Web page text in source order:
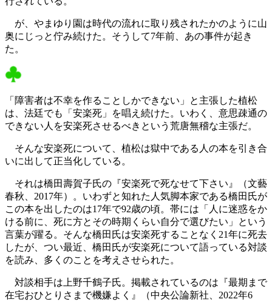
が、やまゆり園は時代の流れに取り残されたかのように山
奥にじっと佇み続けた。そうして7年前、あの事件が起き
た。
「障害者は不幸を作ることしかできない」と主張した植松
は、法廷でも「安楽死」を唱え続けた。いわく、意思疎通の
できない人を安楽死させるべきという荒唐無稽な主張だ。
そんな安楽死について、植松は獄中である人の本を引き合
いに出して正当化している。
それは橋田壽賀子氏の『安楽死で死なせて下さい』（文藝
春秋、2017年）。いわずと知れた人気脚本家である橋田氏が
この本を出したのは17年で92歳の頃。帯には「人に迷惑をか
ける前に、死に方とその時期くらい自分で選びたい」という
言葉が躍る。そんな橋田氏は安楽死することなく21年に死去
したが、つい最近、橋田氏が安楽死について語っている対談
を読み、多くのことを考えさせられた。
対談相手は上野千鶴子氏。掲載されているのは『最期まで
在宅おひとりさまで機嫌よく』（中央公論新社、2022年6